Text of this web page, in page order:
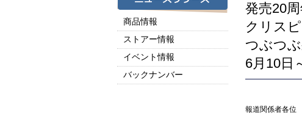
商品情報
ストアー情報
イベント情報
バックナンバー
発売20
クリス
つぶつ
6月10日
報道関係者各位